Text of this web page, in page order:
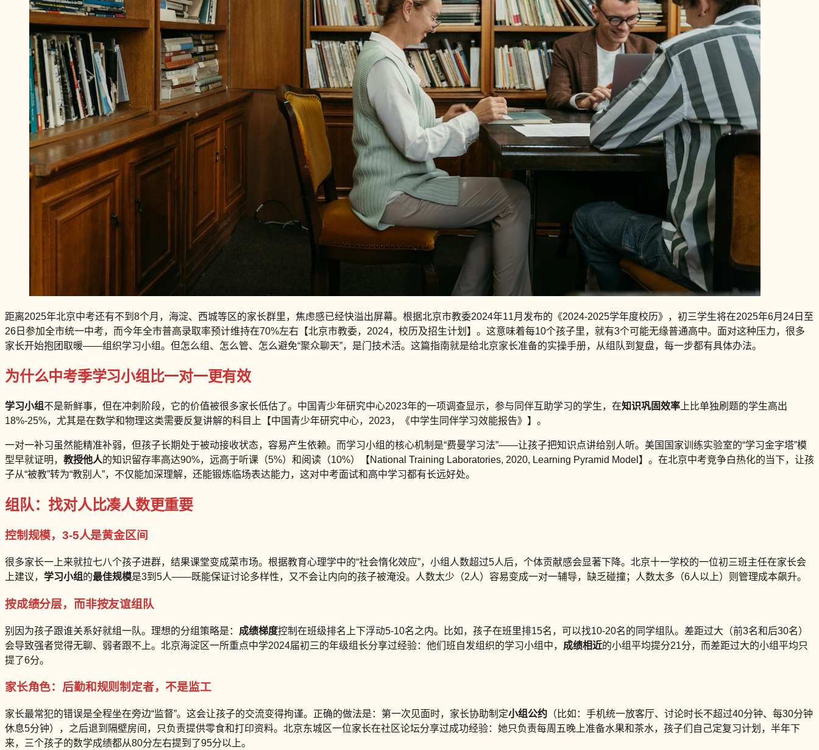
距离2025年北京中考还有不到8个月，海淀、西城等区的家长群里，焦虑感已经快溢出屏幕。根据北京市教委2024年11月发布的《2024-2025学年度校历》，初三学生将在2025年6月24日至
26日参加全市统一中考，而今年全市普高录取率预计维持在70%左右【北京市教委，2024，校历及招生计划】。这意味着每10个孩子里，就有3个可能无缘普通高中。面对这种压力，很多
家长开始抱团取暖——组织学习小组。但怎么组、怎么管、怎么避免“聚众聊天”，是门技术活。这篇指南就是给北京家长准备的实操手册，从组队到复盘，每一步都有具体办法。
为什么中考季学习小组比一对一更有效
学习小组 不是新鲜事，但在冲刺阶段，它的价值被很多家长低估了。中国青少年研究中心2023年的一项调查显示，参与同伴互助学习的学生，在知识巩固效率 上比单独刷题的学生高出
18%-25%，尤其是在数学和物理这类需要反复讲解的科目上【中国青少年研究中心，2023，《中学生同伴学习效能报告》】。
一对一补习虽然能精准补弱，但孩子长期处于被动接收状态，容易产生依赖。而学习小组的核心机制是“费曼学习法”——让孩子把知识点讲给别人听。美国国家训练实验室的“学习金字塔”模
型早就证明， 教授他人的知识留存率高达90%，远高于听课（5%）和阅读（10%）【National Training Laboratories, 2020, Learning Pyramid Model】。在北京中考竞争白热化的当下，让孩
子从“被教”转为“教别人”，不仅能加深理解，还能锻炼临场表达能力，这对中考面试和高中学习都有长远好处。
组队：找对人比凑人数更重要
控制规模，3-5人是黄金区间
很多家长一上来就拉七八个孩子进群，结果课堂变成菜市场。根据教育心理学中的“社会惰化效应”，小组人数超过5人后，个体贡献感会显著下降。北京十一学校的一位初三班主任在家长会
上建议， 学习小组 的最佳规模是3到5人——既能保证讨论多样性，又不会让内向的孩子被淹没。人数太少（2人）容易变成一对一辅导，缺乏碰撞；人数太多（6人以上）则管理成本飙升。
按成绩分层，而非按友谊组队
别因为孩子跟谁关系好就组一队。理想的分组策略是： 成绩梯度控制在班级排名上下浮动5-10名之内。比如，孩子在班里排15名，可以找10-20名的同学组队。差距过大（前3名和后30名）
会导致强者觉得无聊、弱者跟不上。北京海淀区一所重点中学2024届初三的年级组长分享过经验：他们班自发组织的学习小组中， 成绩相近的小组平均提分21分，而差距过大的小组平均只
提了6分。
家长角色：后勤和规则制定者，不是监工
家长最常犯的错误是全程坐在旁边“监督”。这会让孩子的交流变得拘谨。正确的做法是：第一次见面时，家长协助制定小组公约 （比如：手机统一放客厅、讨论时长不超过40分钟、每30分钟
休息5分钟），之后退到隔壁房间，只负责提供零食和打印资料。北京东城区一位家长在社区论坛分享过成功经验：她只负责每周五晚上准备水果和茶水，孩子们自己定复习计划，半年下
来，三个孩子的数学成绩都从80分左右提到了95分以上。